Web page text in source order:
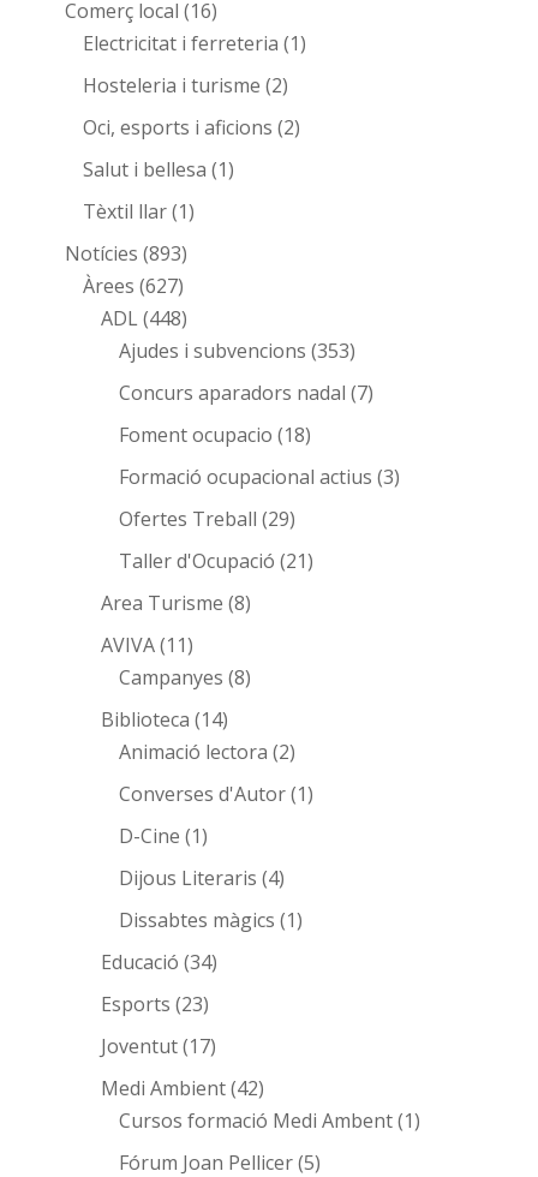
Comerç local (16)
Electricitat i ferreteria (1)
Hosteleria i turisme (2)
Oci, esports i aficions (2)
Salut i bellesa (1)
Tèxtil llar(1)
Notícies (893)
Àrees (627)
ADL(448)
Ajudes i subvencions (353)
Concurs aparadors nadal (7)
Foment ocupacio (18)
Formació ocupacional actius (3)
Ofertes Treball (29)
Taller d'Ocupació (21)
Area Turisme (8)
AVIVA(11)
Campanyes (8)
Biblioteca (14)
Animació lectora (2)
Converses d'Autor(1)
D-Cine (1)
Dijous Literaris (4)
Dissabtes màgics (1)
Educació (34)
Esports (23)
Joventut(17)
Medi Ambient(42)
Cursos formació Medi Ambent(1)
Fórum Joan Pellicer(5)